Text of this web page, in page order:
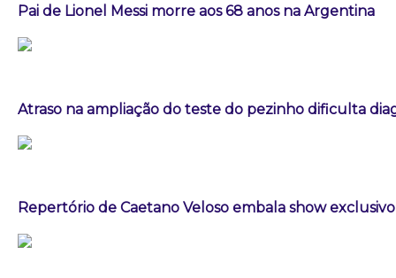
Pai de Lionel Messi morre aos 68 anos na Argentina
Atraso na ampliação do teste do pezinho dificulta
Repertório de Caetano Veloso embala show